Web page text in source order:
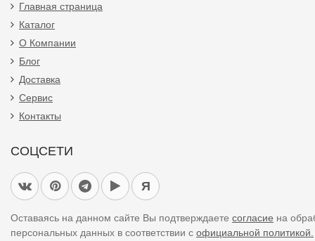
Главная страница
Каталог
О Компании
Блог
Доставка
Сервис
Контакты
СОЦСЕТИ
Я
Оставаясь на данном сайте Вы подтверждаете согласие на
персональных данных в соответствии с официальной политикой.